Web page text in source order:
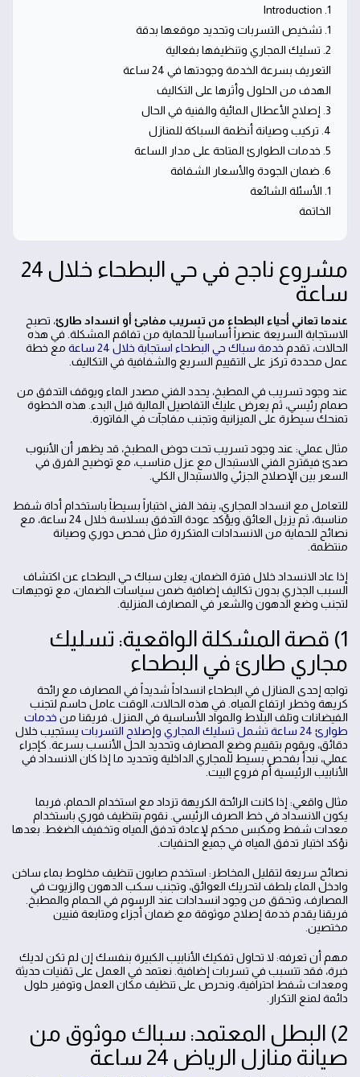
1. Introduction
1. تشخيص التسربات وتحديد موقعها بدقة
2. تسليك المجاري وتنظيفها بفعالية
التعريف بسرعة الخدمة وجودتها في 24 ساعة
الهدف من الحلول وأثرها على التكاليف
3. إصلاح الأعطال المائية والفنية في الحال
4. تركيب وصيانة أنظمة السباكة للمنازل
5. خدمات الطوارئ المتاحة على مدار الساعة
6. ضمان الجودة والأسعار الشفافة
1. الأسئلة الشائعة
الخاتمة
مشروع ناجح في حي البطحاء خلال 24
ساعة
عندما تعاني أحياء البطحاء من تسريب مفاجئ أو انسداد طارئ، تصبح
الاستجابة السريعة عنصراً أساسياً للحماية من تفاقم المشكلة. في هذه
الحالات، تقدم خدمة سباك حي البطحاء استجابة خلال 24 ساعة
مع خطة
عمل محددة تركز على التقييم السريع والشفافية في التكاليف.
عند وجود تسريب في المطبخ، يحدد الفني مصدر الماء ويوقف التدفق من
صمام رئيسي، ثم يعرض عليك التفاصيل المالية قبل البدء. هذه الخطوة
تمنحك سيطرة على الميزانية وتجنب مفاجآت في الفاتورة.
مثال عملي: عند وجود تسريب تحت حوض المطبخ، قد يظهر أن الأنبوب
صدئ فيقترح الفني الاستبدال مع عزل مناسب، مع توضيح الفرق في
السعر بين الإصلاح الجزئي والاستبدال الكلي.
للتعامل مع انسداد المجاري، ينفذ الفني اختباراً بسيطاً باستخدام أداة شفط
مناسبة، ثم يزيل العائق ويؤكد عودة التدفق بسلاسة خلال 24 ساعة، مع
نصائح للحماية من الانسدادات المتكررة مثل فحص دوري وصيانة
منتظمة.
إذا عاد الانسداد خلال فترة الضمان، يعلن سباك حي البطحاء عن اكتشاف
السبب الجذري بدون تكاليف إضافية ضمن سياسات الضمان، مع توجيهات
لتجنب وضع الدهون والشعر في المصارف المنزلية.
1) قصة المشكلة الواقعية: تسليك
مجاري طارئ في البطحاء
تواجه إحدى المنازل في البطحاء انسداداً شديداً في المصارف مع رائحة
كريهة وخطر ارتفاع المياه. في هذه الحالات، الوقت عامل حاسم لتجنب
الفيضانات وتلف البلاط والمواد الأساسية في المنزل. فريقنا من خدمات
طوارئ 24 ساعة تشمل تسليك المجاري وإصلاح التسربات
يستجيب خلال
دقائق، ويقوم بتقييم وضع المصارف وتحديد الحل الأنسب بسرعة. كإجراء
عملي، نبدأ بفحص بسيط للمجاري الداخلية وتحديد ما إذا كان الانسداد في
الأنابيب الرئيسية أم فروع البيت.
مثال واقعي: إذا كانت الرائحة الكريهة تزداد مع استخدام الحمام، فربما
يكون الانسداد في خط الصرف الرئيسي. نقوم بتنظيف فوري باستخدام
معدات شفط ومكبس محكم لإعادة تدفق المياه وتخفيف الضغط. بعدها
نؤكد اختبار تدفق المياه في جميع الحنفيات.
نصائح سريعة لتقليل المخاطر: استخدم صابون تنظيف مخلوط بماء ساخن
وادخل الماء بلطف لتحريك العوائق، وتجنب سكب الدهون والزيوت في
المصارف، وتحقق من وجود انسدادات عند الرسوم في الحمام والمطبخ.
فريقنا يقدم خدمة إصلاح موثوقة مع ضمان أجزاء ومتابعة فنيين
مختصين.
مهم أن تعرفه: لا تحاول تفكيك الأنابيب الكبيرة بنفسك إن لم تكن لديك
خبرة، فقد تتسبب في تسربات إضافية. نعتمد في العمل على تقنيات حديثة
ومعدات شفط احترافية، ونحرص على تنظيف مكان العمل وتوفير حلول
دائمة لمنع التكرار.
2) البطل المعتمد: سباك موثوق من
صيانة منازل الرياض 24 ساعة